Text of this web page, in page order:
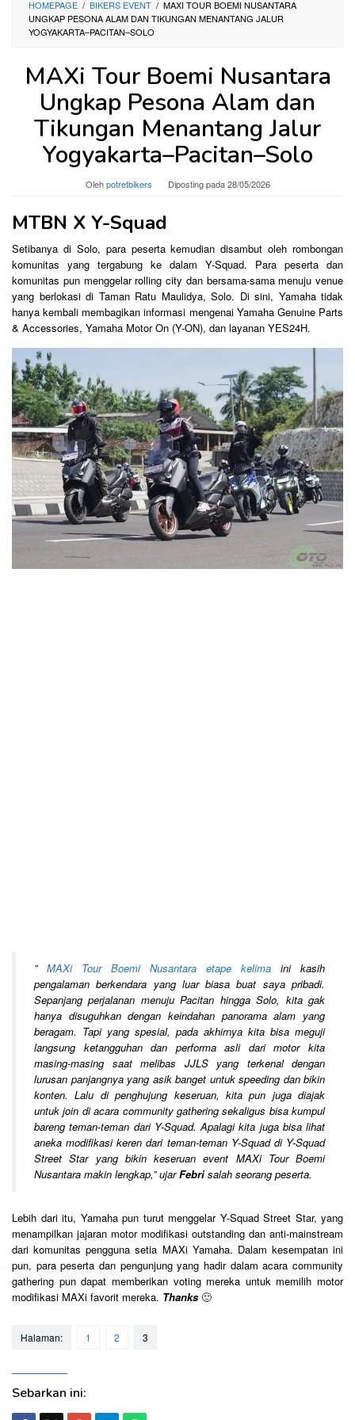
HOMEPAGE / BIKERS EVENT / MAXI TOUR BOEMI NUSANTARA
UNGKAP PESONA ALAM DAN TIKUNGAN MENANTANG JALUR
YOGYAKARTA–PACITAN–SOLO
MAXi Tour Boemi Nusantara
Ungkap Pesona Alam dan
Tikungan Menantang Jalur
Yogyakarta–Pacitan–Solo
Olehpotretbikers Diposting pada28/05/2026
MTBN X Y-Squad
Setibanya di Solo, para peserta kemudian disambut oleh rombongan
komunitas yang tergabung ke dalam Y-Squad. Para peserta dan
komunitas pun menggelar rolling city dan bersama-sama menuju venue
yang berlokasi di Taman Ratu Maulidya, Solo. Di sini, Yamaha tidak
hanya kembali membagikan informasi mengenai Yamaha Genuine Parts
& Accessories, Yamaha Motor On (Y-ON), dan layanan YES24H.
” MAXi Tour Boemi Nusantara etape kelima ini kasih
pengalaman berkendara yang luar biasa buat saya pribadi.
Sepanjang perjalanan menuju Pacitan hingga Solo, kita gak
hanya disuguhkan dengan keindahan panorama alam yang
beragam. Tapi yang spesial, pada akhirnya kita bisa meguji
langsung ketangguhan dan performa asli dari motor kita
masing-masing saat melibas JJLS yang terkenal dengan
lurusan panjangnya yang asik banget untuk speeding dan bikin
konten. Lalu di penghujung keseruan, kita pun juga diajak
untuk join di acara community gathering sekaligus bisa kumpul
bareng teman-teman dari Y-Squad. Apalagi kita juga bisa lihat
aneka modifikasi keren dari teman-teman Y-Squad di Y-Squad
Street Star yang bikin keseruan event MAXi Tour Boemi
Nusantara makin lengkap,” ujarFebrisalah seorang peserta.
Lebih dari itu, Yamaha pun turut menggelar Y-Squad Street Star, yang
menampilkan jajaran motor modifikasi outstanding dan anti-mainstream
dari komunitas pengguna setia MAXi Yamaha. Dalam kesempatan ini
pun, para peserta dan pengunjung yang hadir dalam acara community
gathering pun dapat memberikan voting mereka untuk memilih motor
modifikasi MAXi favorit mereka. Thanks 🙂
Halaman: 1 2 3
Sebarkan ini: